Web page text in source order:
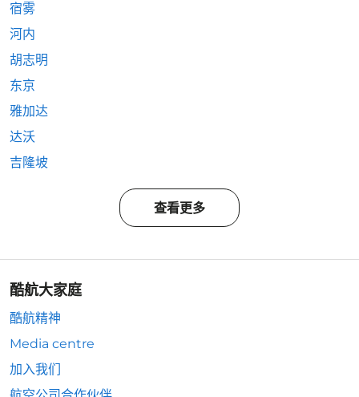
宿雾
河内
胡志明
东京
雅加达
达沃
吉隆坡
查看更多
酷航大家庭
酷航精神
Media centre
加入我们